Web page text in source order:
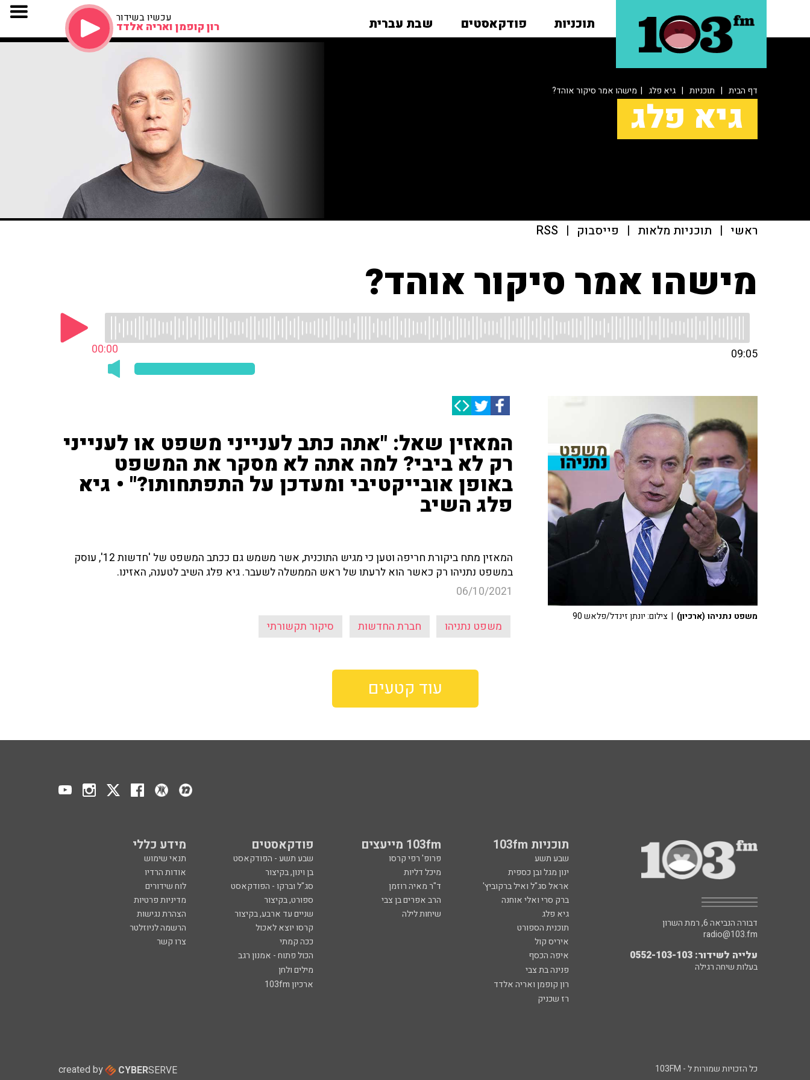
תוכניות פודקאסטים שבת עברית עכשיו בשידור
רון קופמן ואריה אלדד
דף הבית | תוכניות | גיא פלג | מישהו אמר סיקור אוהד?
גיא פלג
ראשי | תוכניות מלאות | פייסבוק |
RSS
מישהו אמר סיקור אוהד?
00:00 09:05
המאזין שאל: "אתה כתב לענייני משפט או לענייני
רק לא ביבי? למה אתה לא מסקר את המשפט
באופן אובייקטיבי ומעדכן על התפתחותו?" • גיא
פלג השיב
המאזין מתח ביקורת חריפה וטען כי מגיש התוכנית, אשר משמש גם ככתב המשפט של 'חדשות 12', עוסק
במשפט נתניהו רק כאשר הוא לרעתו של ראש הממשלה לשעבר. גיא פלג השיב לטענה, האזינו.
06/10/2021
משפט נתניהו חברת החדשות סיקור תקשורתי
משפט נתניהו (ארכיון) | צילום: יונתן זינדל/פלאש 90
עוד קטעים
תוכניות 103fm 103fm מייעצים פודקאסטים מידע כללי
שבע תשע פרופ' רפי קרסו שבע תשע - הפודקאסט
תנאי שימוש
ינון מגל ובן כספית
מיכל דליות בן וינון, בקיצור
אודות הרדיו
אראל סג"ל ואיל ברקוביץ'
ד"ר מאיה רוזמן סג"ל וברקו - הפודקאסט
לוח שידורים
ברק סרי ואלי אוחנה
הרב אפרים בן צבי ספורט, בקיצור
מדיניות פרטיות
גיא פלג
שיחות לילה שניים עד ארבע, בקיצור
הצהרת נגישות
תוכנית הספורט
קרסו יוצא לאכול
הרשמה לניוזלטר
איריס קול
ככה קמתי
צרו קשר
איפה הכסף
הכול פתוח - אמנון רגב
פנינה בת צבי
מילים ולחן
רון קופמן ואריה אלדד
ארכיון 103fm
רז שכניק
דבורה הנביאה 6, רמת השרון
radio@103.fm
עלייה לשידור: 0552-103-103
בעלות שיחה רגילה
כל הזכויות שמורות ל - 103FM created by CYBERSERVE